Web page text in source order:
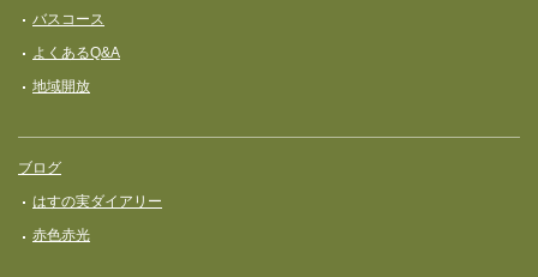
バスコース
よくあるQ&A
地域開放
ブログ
はすの実ダイアリー
赤色赤光